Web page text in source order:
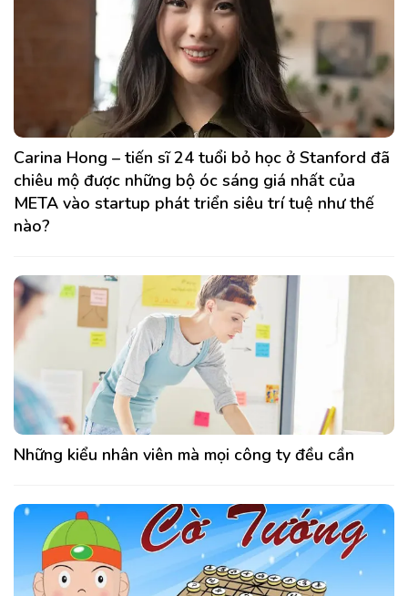
Carina Hong – tiến sĩ 24 tuổi bỏ học ở Stanford đã
chiêu mộ được những bộ óc sáng giá nhất của
META vào startup phát triển siêu trí tuệ như thế
nào?
Những kiểu nhân viên mà mọi công ty đều cần